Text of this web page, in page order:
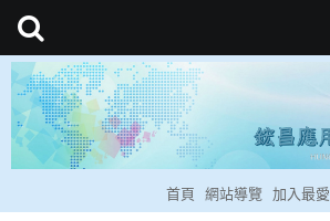
首頁 網站導覽 加入最愛